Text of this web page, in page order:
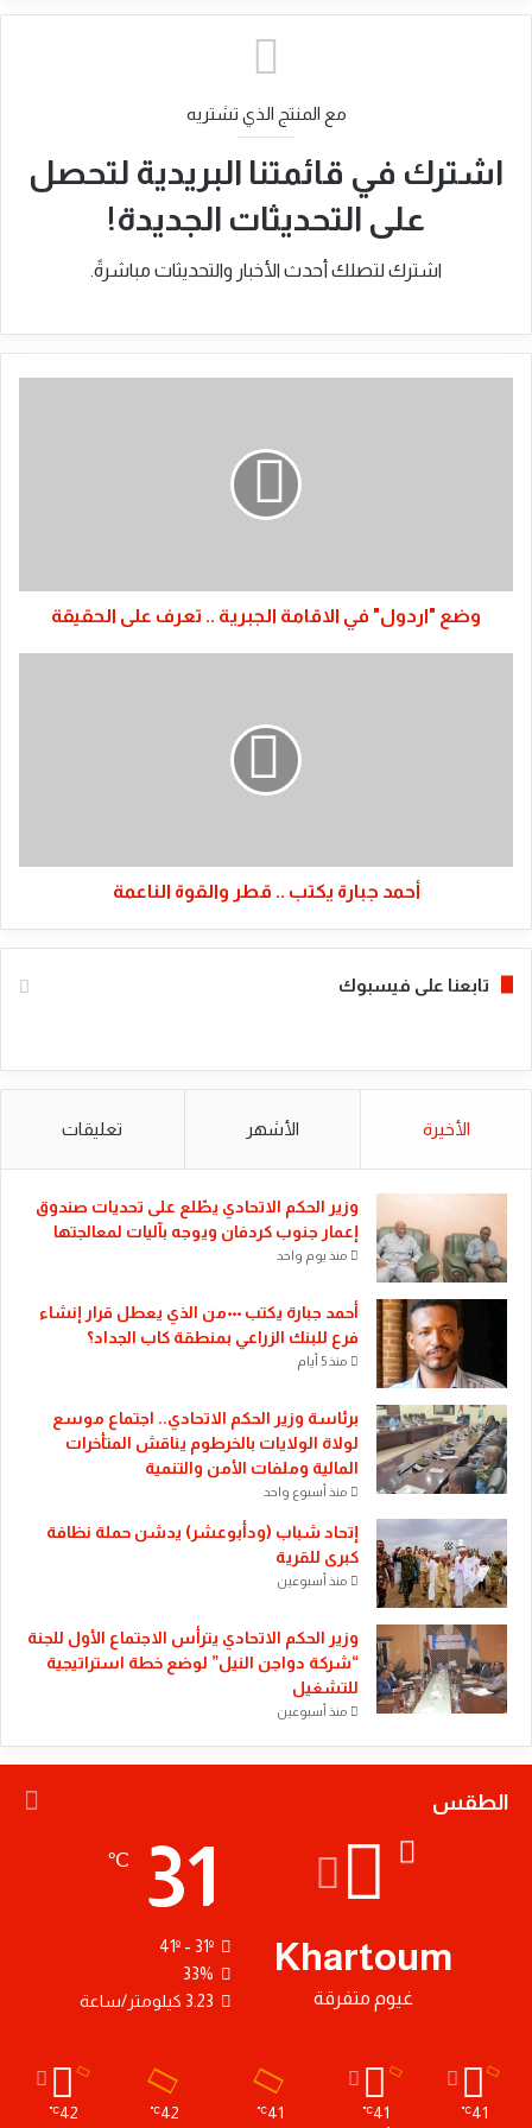
مع المنتج الذي تشتريه
اشترك في قائمتنا البريدية لتحصل
على التحديثات الجديدة!
اشترك لتصلك أحدث الأخبار والتحديثات مباشرةً.
الحقيقة
وضع "اردول" في الاقامة الجبرية .. تعرف على الحقيقة
أحمد جبارة يكتب .. قطر والقوة الناعمة
تابعنا على فيسبوك
الأخيرة الأشهر تعليقات
​وزير الحكم الاتحادي يطّلع على تحديات صندوق
إعمار جنوب كردفان ويوجه بآليات لمعالجتها
منذ يوم واحد
أحمد جبارة يكتب ٠٠٠من الذي يعطل قرار إنشاء
فرع للبنك الزراعي بمنطقة كاب الجداد؟
منذ 5 أيام
​برئاسة وزير الحكم الاتحادي.. اجتماع موسع
لولاة الولايات بالخرطوم يناقش المتأخرات
المالية وملفات الأمن والتنمية
منذ أسبوع واحد
إتحاد شباب (ودأبوعشر) يدشن حملة نظافة
كبرى للقرية
منذ أسبوعين
وزير الحكم الاتحادي يترأس الاجتماع الأول للجنة
“شركة دواجن النيل” لوضع خطة استراتيجية
للتشغيل
منذ أسبوعين
الطقس
Khartoum
غيوم متفرقة
31
℃
33%
3.23 كيلومتر/ساعة
41
℃
41
℃
41
℃
42
℃
42
℃